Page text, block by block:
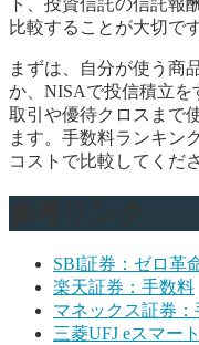
ト、投資信託の信託報
比較することが大切です
まずは、自分が使う商
か、NISAで投信積立を
取引や優待クロスまで
ます。手数料ランキン
コストで比較してくだ
SBI証券：ゼロ革
楽天証券：手数料
マネックス証券：
三菱UFJ eスマー